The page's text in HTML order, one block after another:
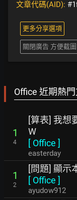
文章代碼(AID):
更多分享選項
關閉廣告 方便截圖
Office 近期熱
1
4
[算表] 我想
W
[ Office ]
easterday
1
2
[問題] 顯示
[ Office ]
ayudow912